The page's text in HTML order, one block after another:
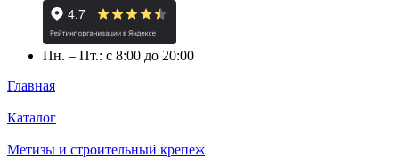
Пн. – Пт.: с 8:00 до 20:00
Главная
Каталог
Метизы и строительный крепеж